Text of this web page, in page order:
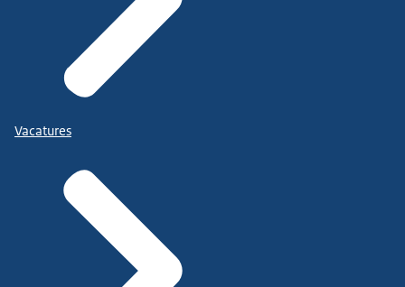
Vacatures